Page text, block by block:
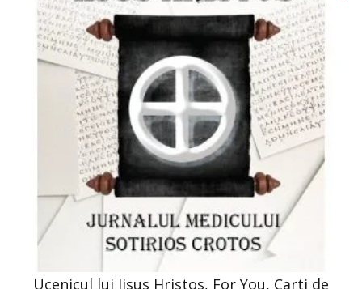
Ucenicul lui Iisus Hristos, For You, Carti de